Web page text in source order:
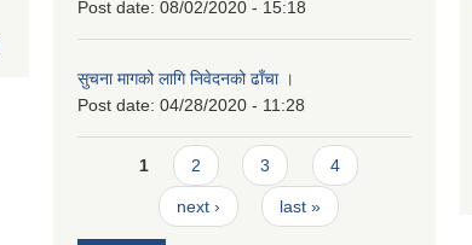
Post date: 08/02/2020 - 15:18
सुचना मागको लागि निवेदनको ढाँचा ।
Post date: 04/28/2020 - 11:28
Pages
1 2 3 4
next › last »